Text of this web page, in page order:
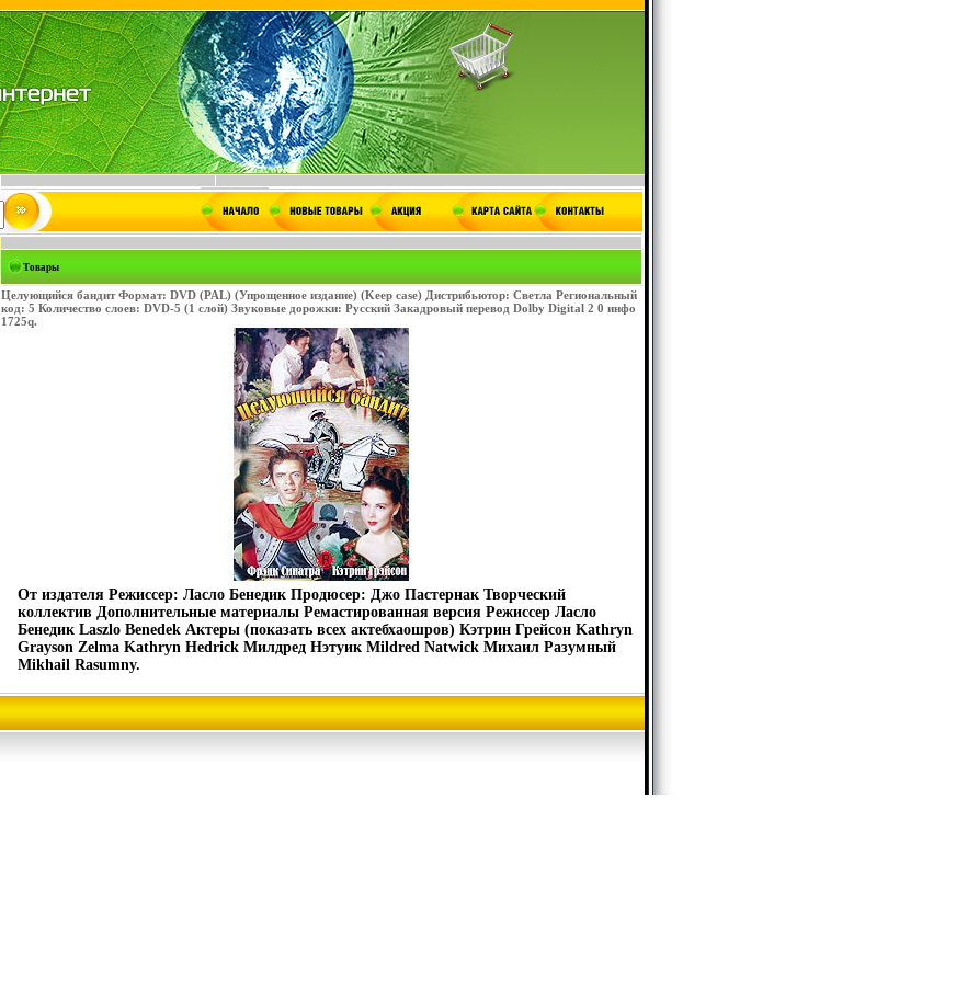
Товары
Целующийся бандит Формат: DVD (PAL) (Упрощенное издание) (Keep case) Дистрибьютор: Светла Региональный
код: 5 Количество слоев: DVD-5 (1 слой) Звуковые дорожки: Русский Закадровый перевод Dolby Digital 2 0 инфо
1725q.
От издателя Режиссер: Ласло Бенедик Продюсер: Джо Пастернак Творческий
коллектив Дополнительные материалы Ремастированная версия Режиссер Ласло
Бенедик Laszlo Benedek Актеры (показать всех актебхаошров) Кэтрин Грейсон Kathryn
Grayson Zelma Kathryn Hedrick Милдред Нэтуик Mildred Natwick Михаил Разумный
Mikhail Rasumny.